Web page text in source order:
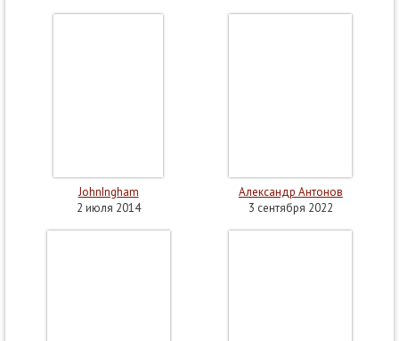
JohnIngham
2 июля 2014
Александр Антонов
3 сентября 2022